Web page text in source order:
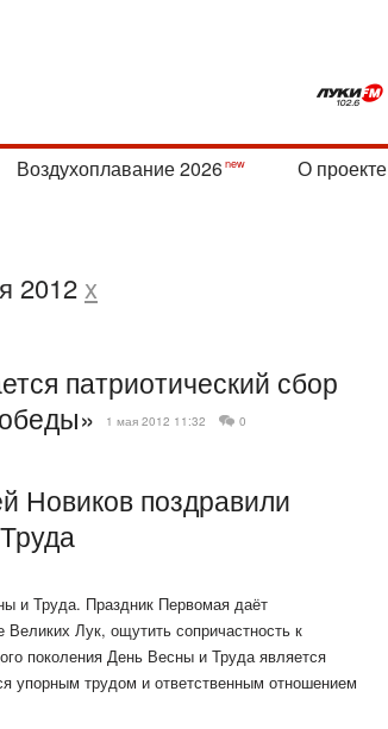
Воздухоплавание 2026 О проекте
2012 x
патриотический сбор
1 мая 2012 11:32 0
Новиков поздравили
и Труда. Праздник Первомая даёт
Лук, ощутить сопричастность к
поколения День Весны и Труда является
упорным трудом и ответственным отношением